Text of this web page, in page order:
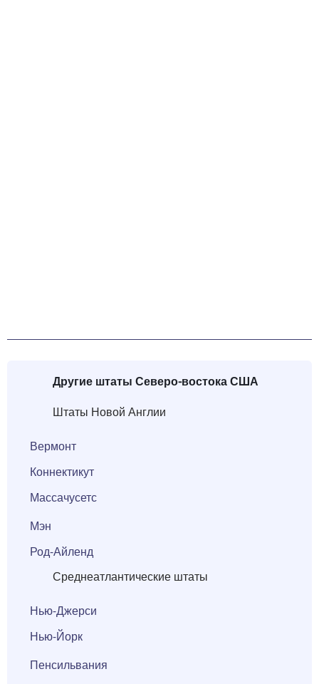
Другие штаты Северо-востока США
Штаты Новой Англии
Вермонт
Коннектикут
Массачусетс
Мэн
Род-Айленд
Среднеатлантические штаты
Нью-Джерси
Нью-Йорк
Пенсильвания